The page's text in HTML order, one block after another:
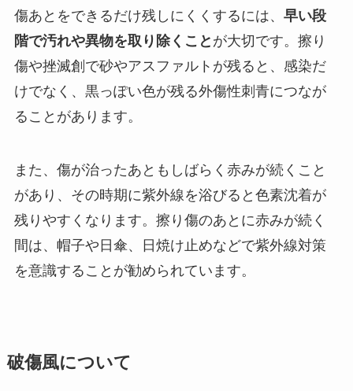
傷あとをできるだけ残しにくくするには、 早い段
階で汚れや異物を取り除くこと が大切です。擦り
傷や挫滅創で砂やアスファルトが残ると、感染だ
けでなく、黒っぽい色が残る外傷性刺青につなが
ることがあります。
また、傷が治ったあともしばらく赤みが続くこと
があり、その時期に紫外線を浴びると色素沈着が
残りやすくなります。擦り傷のあとに赤みが続く
間は、帽子や日傘、日焼け止めなどで紫外線対策
を意識することが勧められています。
破傷風について